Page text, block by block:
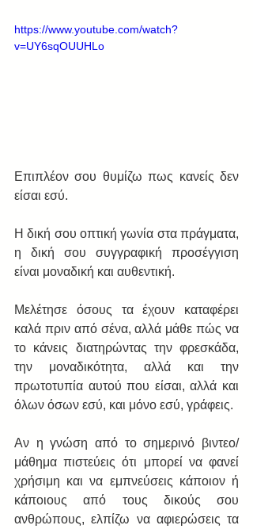
https://www.youtube.com/watch?
v=UY6sqOUUHLo
Επιπλέον σου θυμίζω πως κανείς δεν
είσαι εσύ.
Η δική σου οπτική γωνία στα πράγματα,
η δική σου συγγραφική προσέγγιση
είναι μοναδική και αυθεντική.
Μελέτησε όσους τα έχουν καταφέρει
καλά πριν από σένα, αλλά μάθε πώς να
το κάνεις διατηρώντας την φρεσκάδα,
την μοναδικότητα, αλλά και την
πρωτοτυπία αυτού που είσαι, αλλά και
όλων όσων εσύ, και μόνο εσύ, γράφεις.
Αν η γνώση από το σημερινό βιντεο/
μάθημα πιστεύεις ότι μπορεί να φανεί
χρήσιμη και να εμπνεύσεις κάποιον ή
κάποιους από τους δικούς σου
ανθρώπους, ελπίζω να αφιερώσεις τα